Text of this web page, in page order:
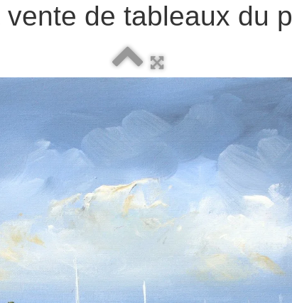
de tableaux du